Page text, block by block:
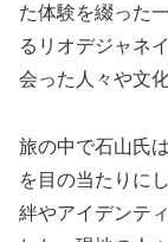
た体験を綴った
るリオデジャネ
会った人々や文
旅の中で石山氏
を目の当たりに
絆やアイデンテ